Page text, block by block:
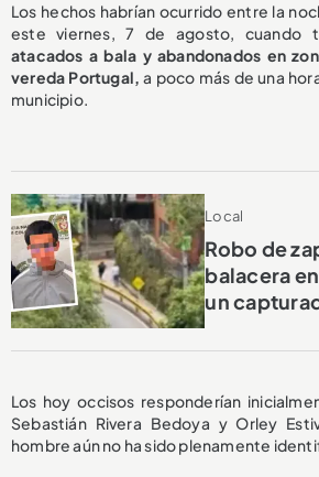
Los hechos habrían ocurrido entre la
este viernes, 7 de agosto, cuando
atacados a bala y abandonados en
vereda Portugal, a poco más de una
municipio.
Local
Robo de
balacera
un
Los hoy occisos responderían
Sebastián Rivera Bedoya y Orley
hombre aún no ha sido plenamente